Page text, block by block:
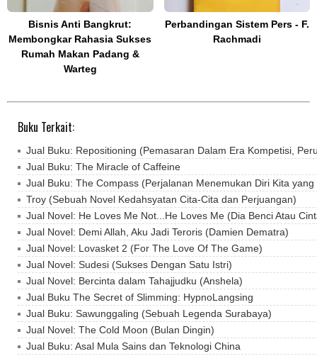
Bisnis Anti Bangkrut:
Membongkar Rahasia Sukses
Rumah Makan Padang &
Warteg
Perbandingan Sistem Pers - F.
Rachmadi
Buku Terkait:
Jual Buku: Repositioning (Pemasaran Dalam Era Kompetisi,
Jual Buku: The Miracle of Caffeine
Jual Buku: The Compass (Perjalanan Menemukan Diri Kita
Troy (Sebuah Novel Kedahsyatan Cita-Cita dan Perjuangan)
Jual Novel: He Loves Me Not...He Loves Me (Dia Benci Atau
Jual Novel: Demi Allah, Aku Jadi Teroris (Damien Dematra)
Jual Novel: Lovasket 2 (For The Love Of The Game)
Jual Novel: Sudesi (Sukses Dengan Satu Istri)
Jual Novel: Bercinta dalam Tahajjudku (Anshela)
Jual Buku The Secret of Slimming: HypnoLangsing
Jual Buku: Sawunggaling (Sebuah Legenda Surabaya)
Jual Novel: The Cold Moon (Bulan Dingin)
Jual Buku: Asal Mula Sains dan Teknologi China